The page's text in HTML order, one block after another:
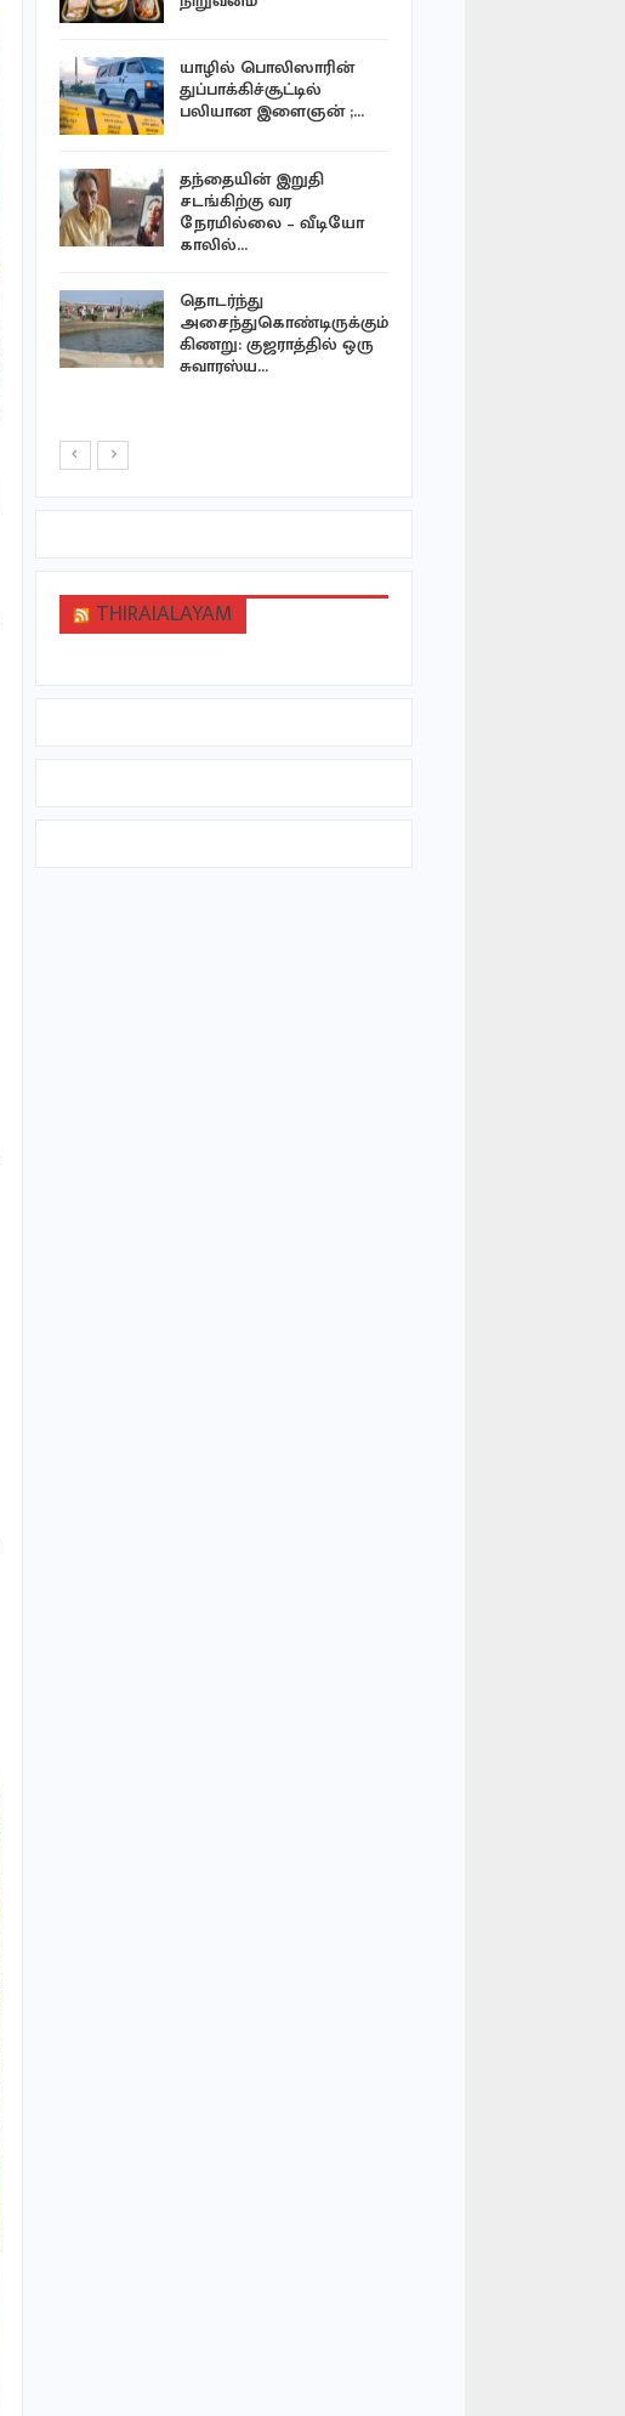
யாழில் பொலிஸாரின்
துப்பாக்கிச்சூட்டில்
பலியான இளைஞன் ;…
தந்தையின் இறுதி
சடங்கிற்கு வர
நேரமில்லை – வீடியோ
காலில்…
தொடர்ந்து
அசைந்துகொண்டிருக்கும்
கிணறு: குஜராத்தில் ஒரு
சுவாரஸ்ய…
THIRAIALAYAM